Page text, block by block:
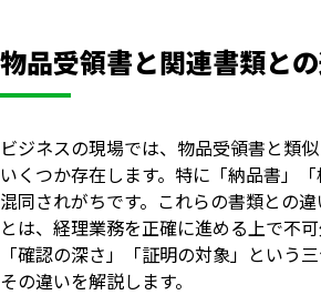
物品受領書と関連書類と
ビジネスの現場では、物品受領書と類
いくつか存在します。特に「納品書」
混同されがちです。これらの書類との
とは、経理業務を正確に進める上で不可
「確認の深さ」「証明の対象」という
その違いを解説します。